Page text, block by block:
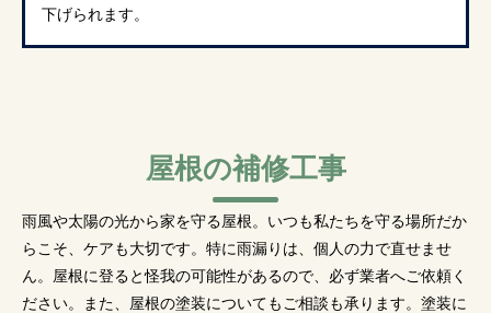
下げられます。
屋根の補修工事
雨風や太陽の光から家を守る屋根。いつも私たちを守る場所だか
らこそ、ケアも大切です。特に雨漏りは、個人の力で直せませ
ん。屋根に登ると怪我の可能性があるので、必ず業者へご依頼く
ださい。また、屋根の塗装についてもご相談も承ります。塗装に